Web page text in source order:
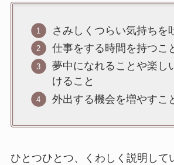
さみしくつらい気持ちを
仕事をする時間を持つこ
夢中になれることや楽し
けること
外出する機会を増やすこ
ひとつひとつ、くわしく説明して